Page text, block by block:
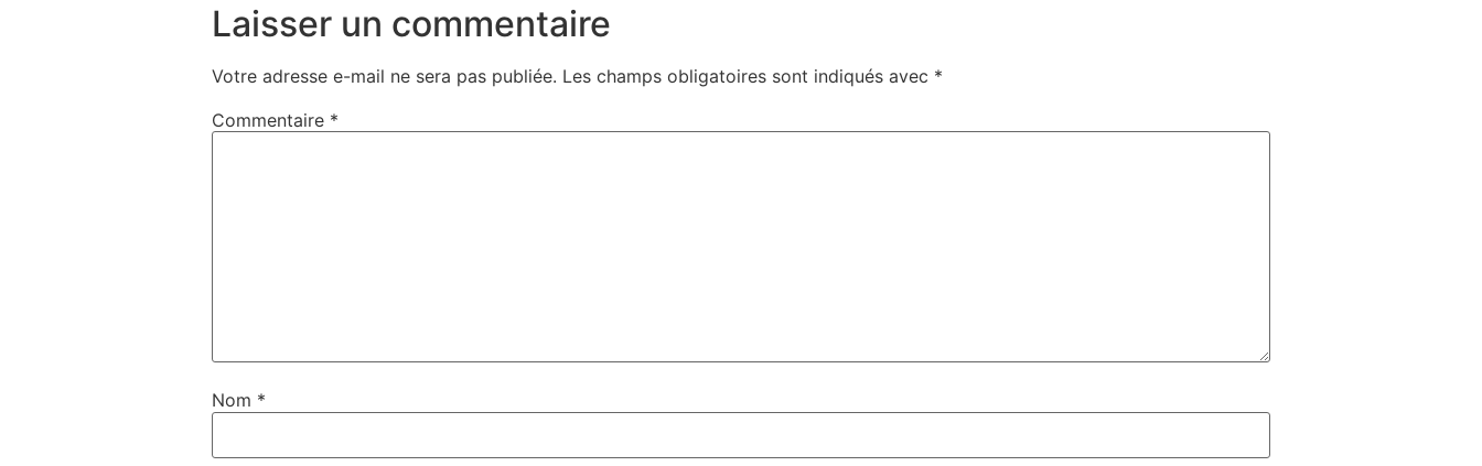
Laisser un commentaire
Votre adresse e-mail ne sera pas publiée. Les champs obligatoires sont indiqués avec *
Commentaire *
Nom *